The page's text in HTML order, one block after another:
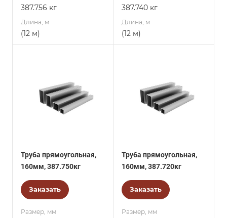
387.756 кг
Длина, м
(12 м)
387.740 кг
Длина, м
(12 м)
Труба прямоугольная,
160мм, 387.750кг
Заказать
Размер, мм
Труба прямоугольная,
160мм, 387.720кг
Заказать
Размер, мм